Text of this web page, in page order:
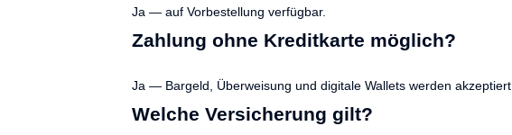
Ja — auf Vorbestellung verfügbar.
Zahlung ohne Kreditkarte möglich?
Ja — Bargeld, Überweisung und digitale Wallets werden akzeptiert.
Welche Versicherung gilt?